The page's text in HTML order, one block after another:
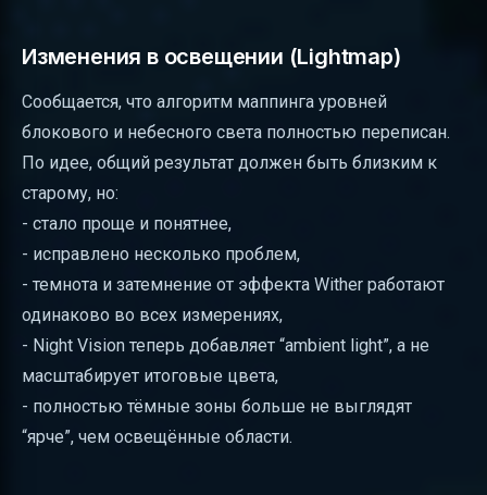
Изменения в освещении (Lightmap)
Сообщается, что алгоритм маппинга уровней
блокового и небесного света полностью переписан.
По идее, общий результат должен быть близким к
старому, но:
- стало проще и понятнее,
- исправлено несколько проблем,
- темнота и затемнение от эффекта Wither работают
одинаково во всех измерениях,
- Night Vision теперь добавляет “ambient light”, а не
масштабирует итоговые цвета,
- полностью тёмные зоны больше не выглядят
“ярче”, чем освещённые области.